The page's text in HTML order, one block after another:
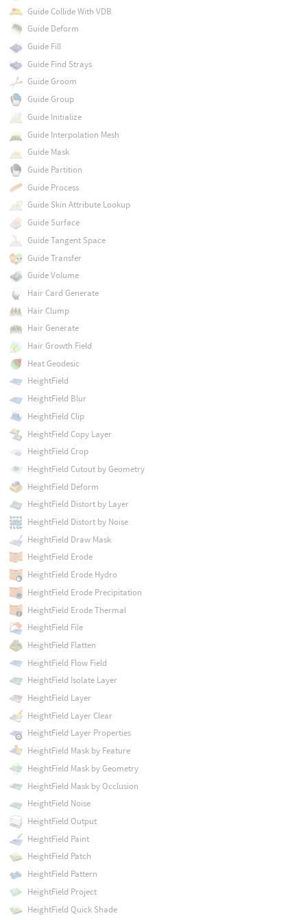
Guide Collide With VDB
Guide Deform
Guide Fill
Guide Find Strays
Guide Groom
Guide Group
Guide Initialize
Guide Interpolation Mesh
Guide Mask
Guide Partition
Guide Process
Guide Skin Attribute Lookup
Guide Surface
Guide Tangent Space
Guide Transfer
Guide Volume
Hair Card Generate
Hair Clump
Hair Generate
Hair Growth Field
Heat Geodesic
HeightField
HeightField Blur
HeightField Clip
HeightField Copy Layer
HeightField Crop
HeightField Cutout by Geometry
HeightField Deform
HeightField Distort by Layer
HeightField Distort by Noise
HeightField Draw Mask
HeightField Erode
HeightField Erode Hydro
HeightField Erode Precipitation
HeightField Erode Thermal
HeightField File
HeightField Flatten
HeightField Flow Field
HeightField Isolate Layer
HeightField Layer
HeightField Layer Clear
HeightField Layer Properties
HeightField Mask by Feature
HeightField Mask by Geometry
HeightField Mask by Occlusion
HeightField Noise
HeightField Output
HeightField Paint
HeightField Patch
HeightField Pattern
HeightField Project
HeightField Quick Shade